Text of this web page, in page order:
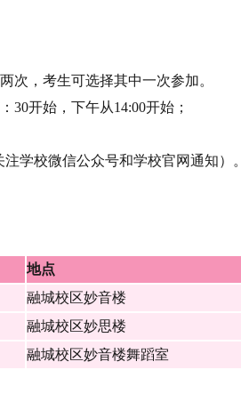
次，考生可选择其中一次参加。
：30开始，下午从14:00开始；
注学校微信公众号和学校官网通知）。
地点
融城校区妙音楼
融城校区妙思楼
融城校区妙音楼舞蹈室